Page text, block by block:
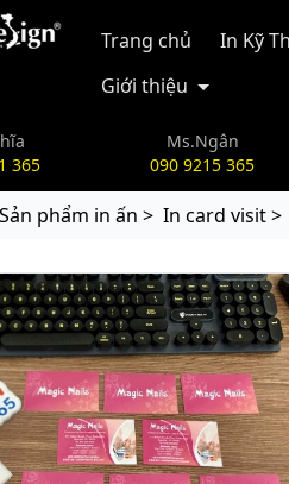
Trang chủ In Kỹ
Giới thiệu
365
Ms.Ngân
090 9215 365
Sản phẩm in ấn > In card visit >